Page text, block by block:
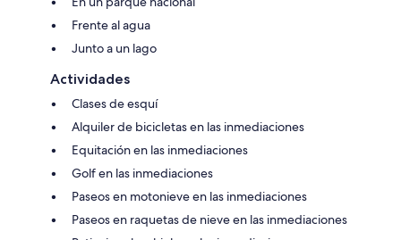
Frente al agua
Junto a un lago
Actividades
Clases de esquí
Alquiler de bicicletas en las inmediaciones
Equitación en las inmediaciones
Golf en las inmediaciones
Paseos en motonieve en las inmediaciones
Paseos en raquetas de nieve en las inmediaciones